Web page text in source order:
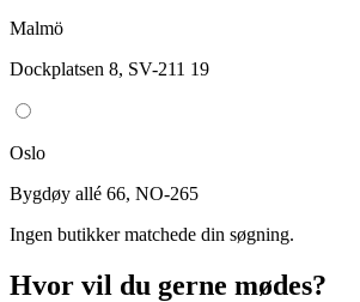
Malmö
Dockplatsen 8, SV-211 19
Oslo
Bygdøy allé 66, NO-265
Ingen butikker matchede din søgning.
Hvor vil du gerne mødes?